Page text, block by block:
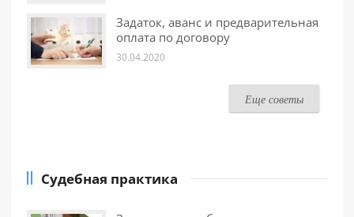
Задаток, аванс и предварительная
оплата по договору
30.04.2020
Еще советы
Судебная практика